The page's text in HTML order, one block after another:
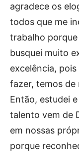
agradece os
todos que me
trabalho porque
busquei muito
excelência,
fazer, temos de
Então, estudei
talento vem de
em nossas
porque